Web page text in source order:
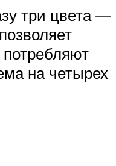
три цвета —
на четырех